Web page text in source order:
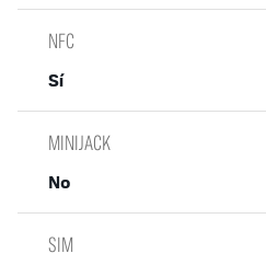
NFC
Sí
MINIJACK
No
SIM